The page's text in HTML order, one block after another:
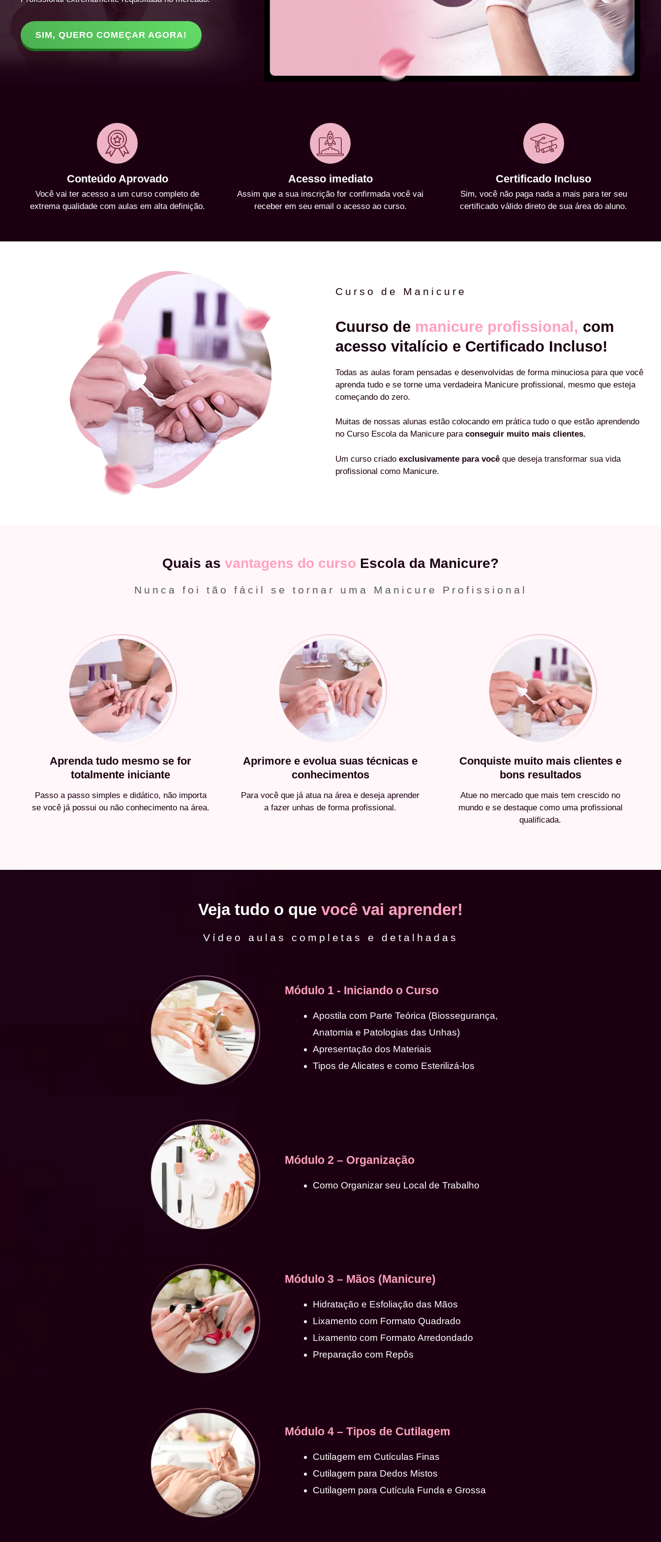
SIM, QUERO COMEÇAR AGORA!
Conteúdo Aprovado
Você vai ter acesso a um curso completo de
extrema qualidade com aulas em alta definição.
Acesso imediato
Assim que a sua inscrição for confirmada você vai
receber em seu email o acesso ao curso.
Certificado Incluso
Sim, você não paga nada a mais para ter seu
certificado válido direto de sua área do aluno.
Curso de Manicure
Cuurso de manicure profissional, com
acesso vitalício e Certificado Incluso!
Todas as aulas foram pensadas e desenvolvidas de forma minuciosa para que você
aprenda tudo e se torne uma verdadeira Manicure profissional, mesmo que esteja
começando do zero.
Muitas de nossas alunas estão colocando em prática tudo o que estão aprendendo
no Curso Escola da Manicure para conseguir muito mais clientes.
Um curso criado exclusivamente para você que deseja transformar sua vida
profissional como Manicure.
Quais as vantagens do curso Escola da Manicure?
Nunca foi tão fácil se tornar uma Manicure Profissional
Aprenda tudo mesmo se for
totalmente iniciante
Passo a passo simples e didático, não importa
se você já possui ou não conhecimento na área.
Aprimore e evolua suas técnicas e
conhecimentos
Para você que já atua na área e deseja aprender
a fazer unhas de forma profissional.
Conquiste muito mais clientes e
bons resultados
Atue no mercado que mais tem crescido no
mundo e se destaque como uma profissional
qualificada.
Veja tudo o que você vai aprender!
Vídeo aulas completas e detalhadas
Módulo 1 - Iniciando o Curso
Apostila com Parte Teórica (Biossegurança,
Anatomia e Patologias das Unhas)
Apresentação dos Materiais
Tipos de Alicates e como Esterilizá-los
Módulo 2 – Organização
Como Organizar seu Local de Trabalho
Módulo 3 – Mãos (Manicure)
Hidratação e Esfoliação das Mãos
Lixamento com Formato Quadrado
Lixamento com Formato Arredondado
Preparação com Repôs
Módulo 4 – Tipos de Cutilagem
Cutilagem em Cutículas Finas
Cutilagem para Dedos Mistos
Cutilagem para Cutícula Funda e Grossa